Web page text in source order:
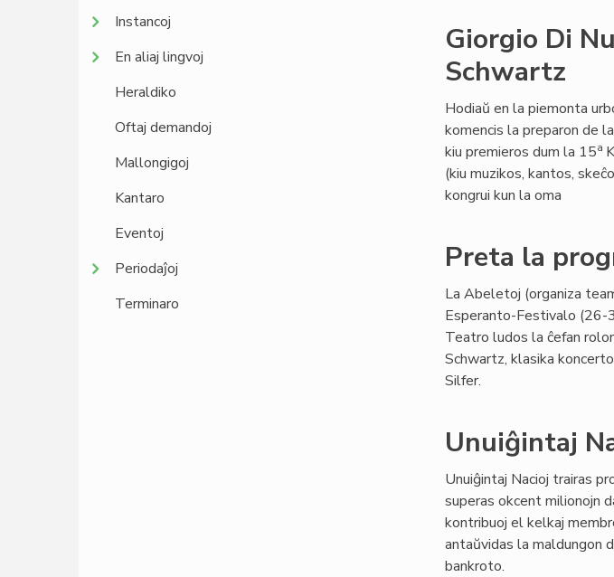
Giorgio Di
Schwartz
Hodiaŭ en la piemonta
komencis la preparon de
kiu premieros dum la 15a
(kiu muzikos, kantos,
kongrui kun la oma
Preta la
La Abeletoj (organiza
Esperanto-Festivalo (26-
Teatro ludos la ĉefan
Schwartz, klasika
Silfer.
Unuiĝintaj
Unuiĝintaj Nacioj trairas
superas okcent milionojn
kontribuoj el kelkaj
antaŭvidas la maldungon
bankroto.
Instancoj
En aliaj lingvoj
Heraldiko
Oftaj demandoj
Mallongigoj
Kantaro
Eventoj
Periodaĵoj
Terminaro